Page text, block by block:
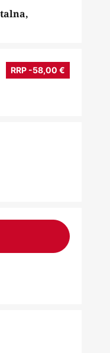
RRP -58,00 €